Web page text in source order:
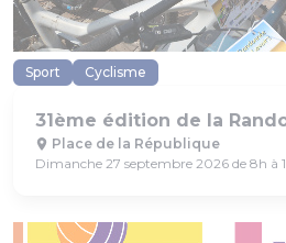
Sport Cyclisme
31ème édition de la
Place de la République
Dimanche 27 septembre 2026 de 8h à